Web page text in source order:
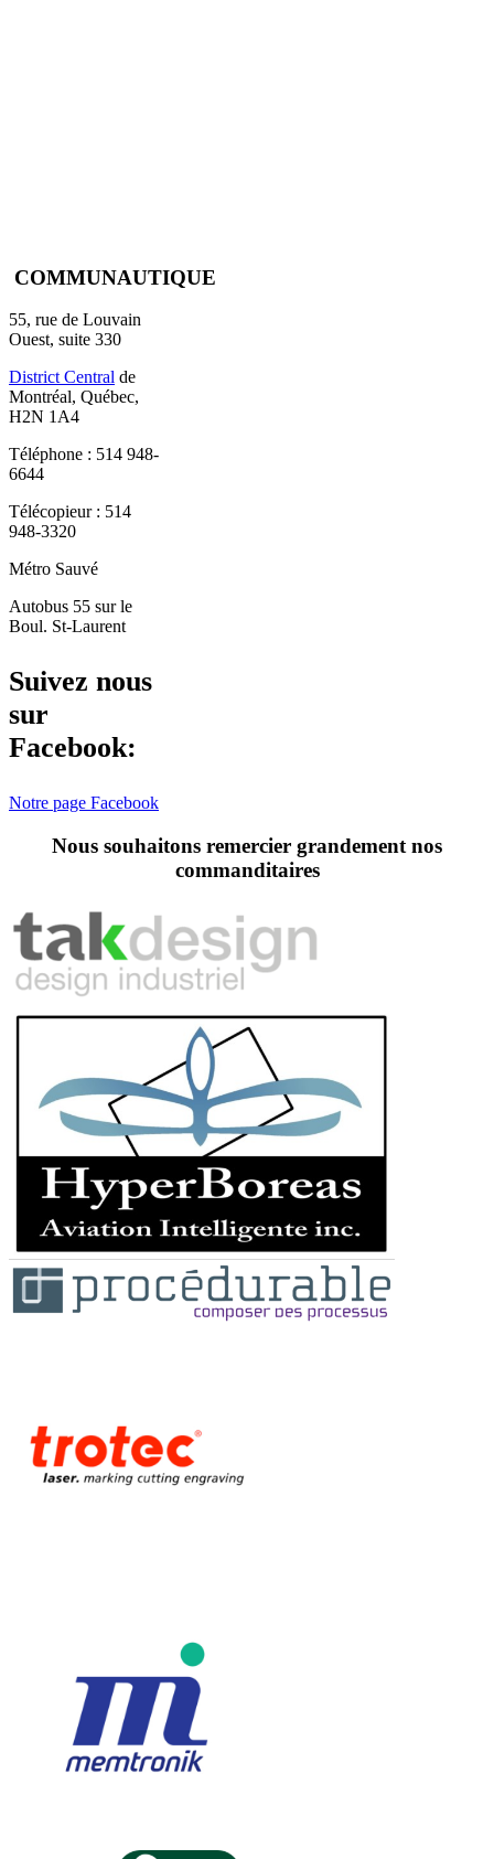
COMMUNAUTIQUE
55, rue de Louvain
Ouest, suite 330
District Central de
Montréal, Québec,
H2N 1A4
Téléphone : 514 948-
6644
Télécopieur : 514
948-3320
Métro Sauvé
Autobus 55 sur le
Boul. St-Laurent
Suivez nous
sur
Facebook:
Notre page Facebook
Nous souhaitons remercier grandement nos
commanditaires